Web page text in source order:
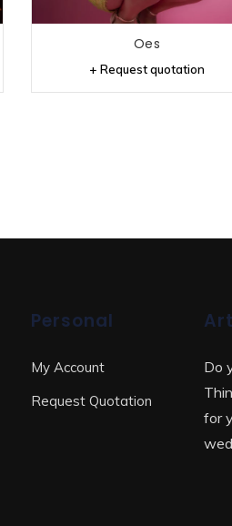
Oes
+ Request quotation
Personal
My Account
Request Quotation
Do
for